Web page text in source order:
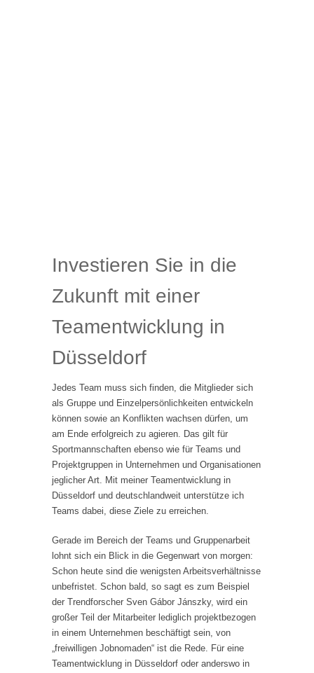
Investieren Sie in die
Zukunft mit einer
Teamentwicklung in
Düsseldorf
Jedes Team muss sich finden, die Mitglieder sich
als Gruppe und Einzelpersönlichkeiten entwickeln
können sowie an Konflikten wachsen dürfen, um
am Ende erfolgreich zu agieren. Das gilt für
Sportmannschaften ebenso wie für Teams und
Projektgruppen in Unternehmen und Organisationen
jeglicher Art. Mit meiner Teamentwicklung in
Düsseldorf und deutschlandweit unterstütze ich
Teams dabei, diese Ziele zu erreichen.
Gerade im Bereich der Teams und Gruppenarbeit
lohnt sich ein Blick in die Gegenwart von morgen:
Schon heute sind die wenigsten Arbeitsverhältnisse
unbefristet. Schon bald, so sagt es zum Beispiel
der Trendforscher Sven Gábor Jánszky, wird ein
großer Teil der Mitarbeiter lediglich projektbezogen
in einem Unternehmen beschäftigt sein, von
„freiwilligen Jobnomaden“ ist die Rede. Für eine
Teamentwicklung in Düsseldorf oder anderswo in